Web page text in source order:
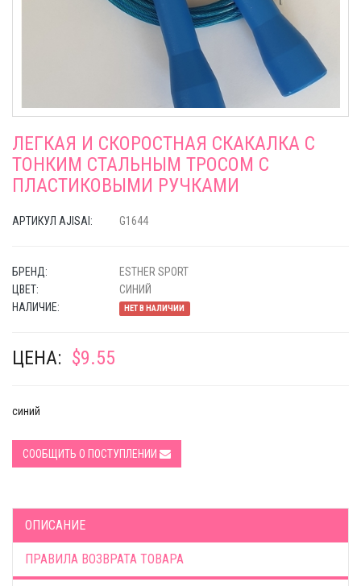
ЛЕГКАЯ И СКОРОСТНАЯ СКАКАЛКА С
ТОНКИМ СТАЛЬНЫМ ТРОСОМ С
ПЛАСТИКОВЫМИ РУЧКАМИ
АРТИКУЛ AJISAI: G1644
БРЕНД:
ESTHER SPORT
ЦВЕТ:
СИНИЙ
НАЛИЧИЕ:
НЕТ В НАЛИЧИИ
ЦЕНА: $9.55
синий
СООБЩИТЬ О ПОСТУПЛЕНИИ
ОПИСАНИЕ
ПРАВИЛА ВОЗВРАТА ТОВАРА